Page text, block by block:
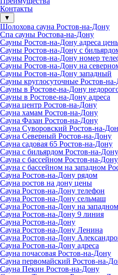
Контакты
▼
Шолохова сауна Ростов-на-Дону
Спа сауны Ростова-на-Дону
Сауны Ростов-на-Дону адреса
Сауны Ростов-на-Дону с
Сауны Ростов-на-Дону номер
Сауны Ростов-на-Дону на
Сауны Ростов-на-Дону западный
Сауны круглосуточные Ростов-
Сауны в Ростове-на-Дону
Сауны в Ростове-на-Дону адреса
Сауна центр Ростов-на-Дону
Сауна хамам Ростов-на-Дону
Сауна Фазан Ростов-на-Дону
Сауна Суворовский Ростов-на-
Сауна Северный Ростов-на-Дону
Сауна садовая 65 Ростов-на-Дону
Сауна с бильярдом Ростов-на-Дону
Сауна с бассейном Ростов-на-
Сауна с бассейном на западном
Сауна Ростов-на-Дону рядом
Сауна ростов на дону цены
Сауна Ростов-на-Дону телефон
Сауна Ростов-на-Дону сельмаш
Сауна Ростов-на-Дону на западном
Сауна Ростов-на-Дону 9 линия
Сауна Ростов-на-Дону
Сауна Ростов-на-Дону Ленина
Сауна Ростов-на-Дону
Сауна Ростов-на-Дону адреса
Сауна почасовая Ростов-на-Дону
Сауна первомайский Ростов-на-
Сауна Пекин Ростов-на-Дону